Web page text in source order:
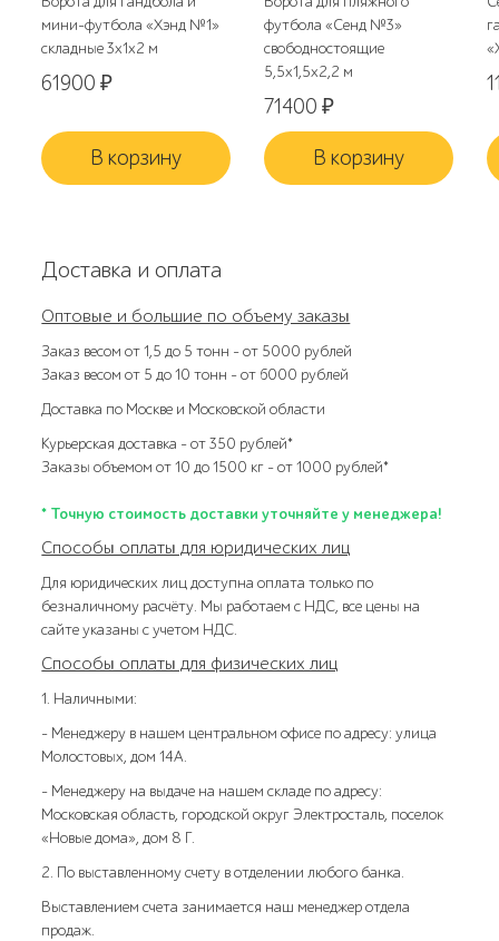
мини-футбола «Хэнд №1»
складные 3х1х2 м
61900₽
В корзину
футбола «Сенд №3»
свободностоящие
5,5х1,5х2,2 м
71400₽
В корзину
Доставка и оплата
Оптовые и большие по объему заказы
Заказ весом от 1,5 до 5 тонн – от 5000 рублей
Заказ весом от 5 до 10 тонн – от 6000 рублей
Доставка по Москве и Московской области
Курьерская доставка – от 350 рублей*
Заказы объемом от 10 до 1500 кг – от 1000 рублей*
* Точную стоимость доставки уточняйте у менеджера!
Способы оплаты для юридических лиц
Для юридических лиц доступна оплата только по
безналичному расчёту. Мы работаем с НДС, все цены на
сайте указаны с учетом НДС.
Способы оплаты для физических лиц
1. Наличными:
- Менеджеру в нашем центральном офисе по адресу: улица
Молостовых, дом 14А.
- Менеджеру на выдаче на нашем складе по адресу:
Московская область, городской округ Электросталь, поселок
«Новые дома», дом 8 Г.
2. По выставленному счету в отделении любого банка.
Выставлением счета занимается наш менеджер отдела
продаж.